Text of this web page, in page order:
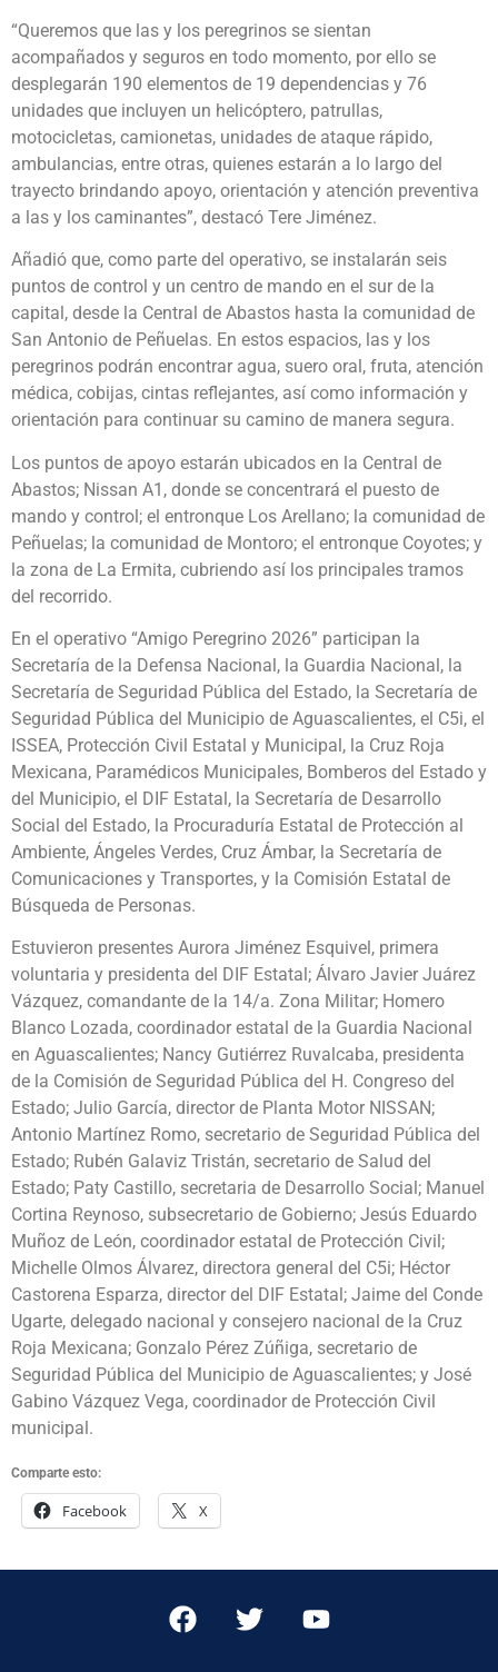
“Queremos que las y los peregrinos se sientan
acompañados y seguros en todo momento, por ello se
desplegarán 190 elementos de 19 dependencias y 76
unidades que incluyen un helicóptero, patrullas,
motocicletas, camionetas, unidades de ataque rápido,
ambulancias, entre otras, quienes estarán a lo largo del
trayecto brindando apoyo, orientación y atención preventiva
a las y los caminantes”, destacó Tere Jiménez.
Añadió que, como parte del operativo, se instalarán seis
puntos de control y un centro de mando en el sur de la
capital, desde la Central de Abastos hasta la comunidad de
San Antonio de Peñuelas. En estos espacios, las y los
peregrinos podrán encontrar agua, suero oral, fruta, atención
médica, cobijas, cintas reflejantes, así como información y
orientación para continuar su camino de manera segura.
Los puntos de apoyo estarán ubicados en la Central de
Abastos; Nissan A1, donde se concentrará el puesto de
mando y control; el entronque Los Arellano; la comunidad de
Peñuelas; la comunidad de Montoro; el entronque Coyotes; y
la zona de La Ermita, cubriendo así los principales tramos
del recorrido.
En el operativo “Amigo Peregrino 2026” participan la
Secretaría de la Defensa Nacional, la Guardia Nacional, la
Secretaría de Seguridad Pública del Estado, la Secretaría de
Seguridad Pública del Municipio de Aguascalientes, el C5i, el
ISSEA, Protección Civil Estatal y Municipal, la Cruz Roja
Mexicana, Paramédicos Municipales, Bomberos del Estado y
del Municipio, el DIF Estatal, la Secretaría de Desarrollo
Social del Estado, la Procuraduría Estatal de Protección al
Ambiente, Ángeles Verdes, Cruz Ámbar, la Secretaría de
Comunicaciones y Transportes, y la Comisión Estatal de
Búsqueda de Personas.
Estuvieron presentes Aurora Jiménez Esquivel, primera
voluntaria y presidenta del DIF Estatal; Álvaro Javier Juárez
Vázquez, comandante de la 14/a. Zona Militar; Homero
Blanco Lozada, coordinador estatal de la Guardia Nacional
en Aguascalientes; Nancy Gutiérrez Ruvalcaba, presidenta
de la Comisión de Seguridad Pública del H. Congreso del
Estado; Julio García, director de Planta Motor NISSAN;
Antonio Martínez Romo, secretario de Seguridad Pública del
Estado; Rubén Galaviz Tristán, secretario de Salud del
Estado; Paty Castillo, secretaria de Desarrollo Social; Manuel
Cortina Reynoso, subsecretario de Gobierno; Jesús Eduardo
Muñoz de León, coordinador estatal de Protección Civil;
Michelle Olmos Álvarez, directora general del C5i; Héctor
Castorena Esparza, director del DIF Estatal; Jaime del Conde
Ugarte, delegado nacional y consejero nacional de la Cruz
Roja Mexicana; Gonzalo Pérez Zúñiga, secretario de
Seguridad Pública del Municipio de Aguascalientes; y José
Gabino Vázquez Vega, coordinador de Protección Civil
municipal.
Comparte esto:
Facebook X